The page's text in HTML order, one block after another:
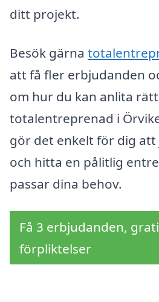
ditt projekt.
Besök gärna
att få fler erbjudanden
om hur du kan anlita
totalentreprenad i
gör det enkelt för dig
och hitta en pålitlig
passar dina behov.
Få 3 erbjudanden,
förpliktelser